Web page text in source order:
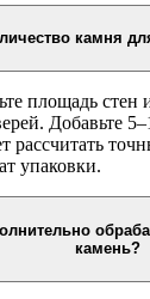
камня
площадь
Добавьте
упаковки.
камень?